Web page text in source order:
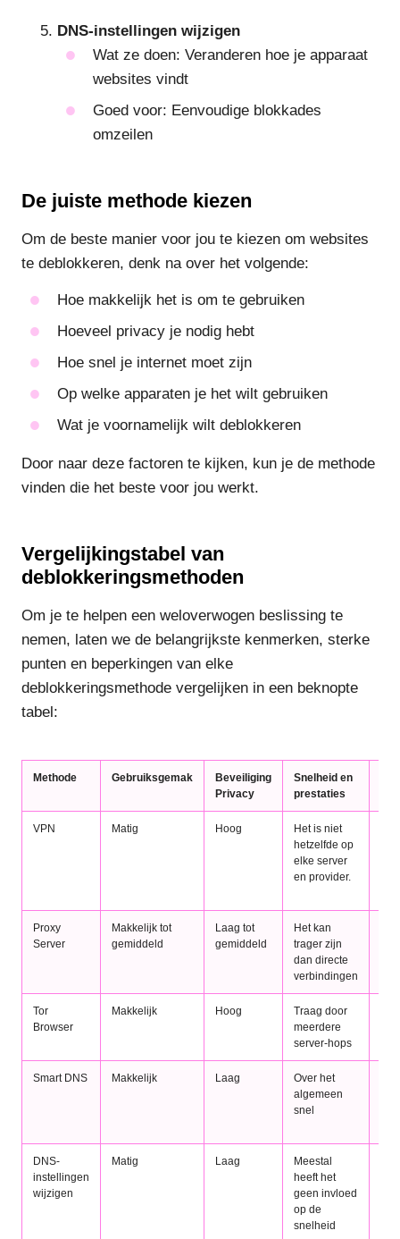
DNS-instellingen wijzigen
Wat ze doen: Veranderen hoe je apparaat
websites vindt
Goed voor: Eenvoudige blokkades
omzeilen
De juiste methode kiezen
Om de beste manier voor jou te kiezen om websites
te deblokkeren, denk na over het volgende:
Hoe makkelijk het is om te gebruiken
Hoeveel privacy je nodig hebt
Hoe snel je internet moet zijn
Op welke apparaten je het wilt gebruiken
Wat je voornamelijk wilt deblokkeren
Door naar deze factoren te kijken, kun je de methode
vinden die het beste voor jou werkt.
Vergelijkingstabel van
deblokkeringsmethoden
Om je te helpen een weloverwogen beslissing te
nemen, laten we de belangrijkste kenmerken, sterke
punten en beperkingen van elke
deblokkeringsmethode vergelijken in een beknopte
tabel:
Methode Gebruiksgemak
Beveiliging
Privacy
Snelheid en
prestaties
VPN Matig Hoog
Het is niet
hetzelfde op
elke server
en provider.
Proxy
Server
Makkelijk tot
gemiddeld
Laag tot
gemiddeld
Het kan
trager zijn
dan directe
verbindingen
Tor
Browser
Makkelijk Hoog
Traag door
meerdere
server-hops
Smart DNS Makkelijk Laag
Over het
algemeen
snel
DNS-
instellingen
wijzigen
Matig Laag
Meestal
heeft het
geen invloed
op de
snelheid